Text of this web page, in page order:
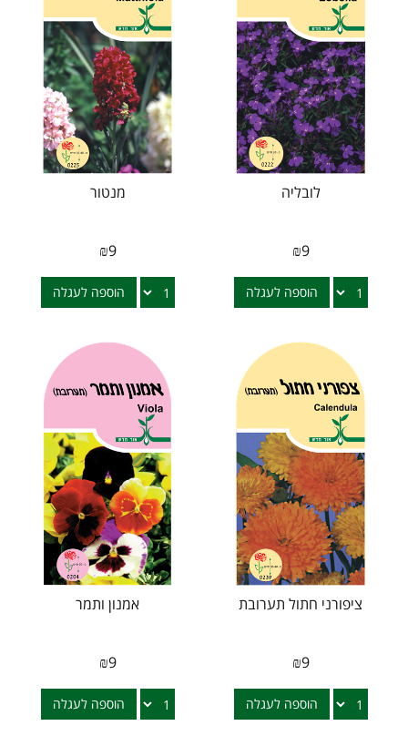
לובליה
₪9
הוספה לעגלה
מנטור
₪9
הוספה לעגלה
ציפורני חתול תערובת
₪9
הוספה לעגלה
אמנון ותמר
₪9
הוספה לעגלה